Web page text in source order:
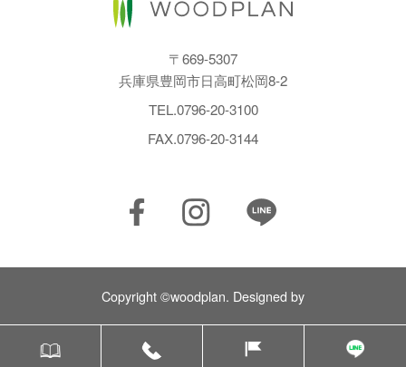
〒669-5307
兵庫県豊岡市日高町松岡8-2
TEL.0796-20-3100
FAX.0796-20-3144
Copyright ©woodplan. Designed by